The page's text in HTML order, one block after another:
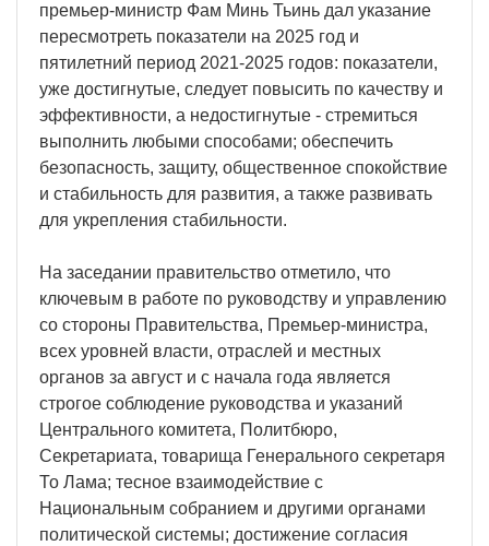
премьер-министр Фам Минь Тьинь дал указание
пересмотреть показатели на 2025 год и
пятилетний период 2021-2025 годов: показатели,
уже достигнутые, следует повысить по качеству и
эффективности, а недостигнутые - стремиться
выполнить любыми способами; обеспечить
безопасность, защиту, общественное спокойствие
и стабильность для развития, а также развивать
для укрепления стабильности.
На заседании правительство отметило, что
ключевым в работе по руководству и управлению
со стороны Правительства, Премьер-министра,
всех уровней власти, отраслей и местных
органов за август и с начала года является
строгое соблюдение руководства и указаний
Центрального комитета, Политбюро,
Секретариата, товарища Генерального секретаря
То Лама; тесное взаимодействие с
Национальным собранием и другими органами
политической системы; достижение согласия